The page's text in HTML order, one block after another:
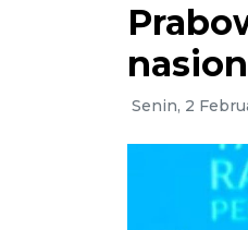
Senin, 2